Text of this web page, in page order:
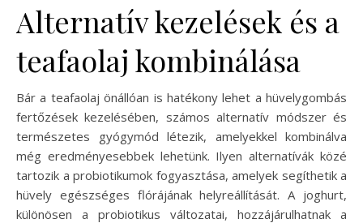
Alternatív kezelések és a
teafaolaj kombinálása
Bár a teafaolaj önállóan is hatékony lehet a hüvelygombás
fertőzések kezelésében, számos alternatív módszer és
természetes gyógymód létezik, amelyekkel kombinálva
még eredményesebbek lehetünk. Ilyen alternatívák közé
tartozik a probiotikumok fogyasztása, amelyek segíthetik a
hüvely egészséges flórájának helyreállítását. A joghurt,
különösen a probiotikus változatai, hozzájárulhatnak a